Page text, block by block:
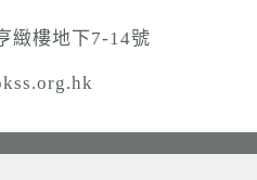
緻樓地下7-14號